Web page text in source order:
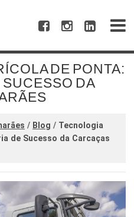
DE PONTA:
DA
/ Blog / Tecnologia
de Sucesso da Carcaças